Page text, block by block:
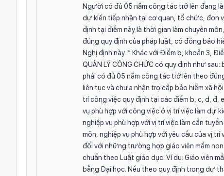
Người có đủ 05 năm công tác trở lên đang
dự kiến tiếp nhận tại cơ quan, tổ chức, đơn
định tại điểm này là thời gian làm chuyên
đúng quy định của pháp luật, có đóng bảo
Nghị định này. * Khác với Điểm b, khoản 3,
QUẢN LÝ CÔNG CHỨC có quy định như
phải có đủ 05 năm công tác trở lên theo
liên tục và chưa nhận trợ cấp bảo hiểm xã
trí công việc quy định tại các điểm b, c, d, đ,
vụ phù hợp với công việc ở vị trí việc làm dự
nghiệp vụ phù hợp với vị trí việc làm cần
môn, nghiệp vụ phù hợp với yêu cầu của vị
đối với những trường hợp giáo viên mầm
chuẩn theo Luật giáo dục. Ví dụ: Giáo viên
bằng Đại học. Nếu theo quy định trong dự